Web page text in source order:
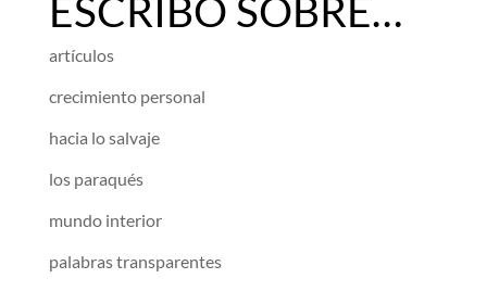
ESCRIBO SOBRE…
artículos
crecimiento personal
hacia lo salvaje
los paraqués
mundo interior
palabras transparentes